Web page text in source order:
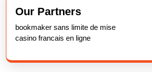
Our Partners
bookmaker sans limite de mise
casino francais en ligne